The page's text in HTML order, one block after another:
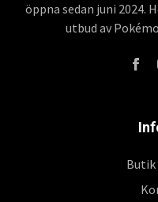
öppna sedan juni 2024.
utbud av